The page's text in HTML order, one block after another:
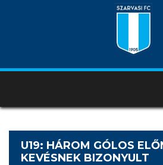
U19: HÁROM GÓLOS
KEVÉSNEK BIZONYULT